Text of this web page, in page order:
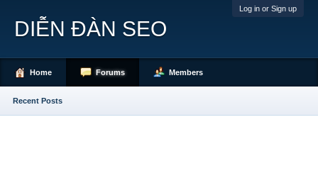
Log in or Sign up
DIỄN ĐÀN SEO
Home Forums
Recent Posts
Members